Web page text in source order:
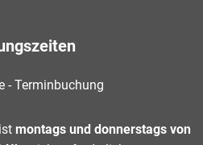
- Terminbuchung
montags und donnerstags von